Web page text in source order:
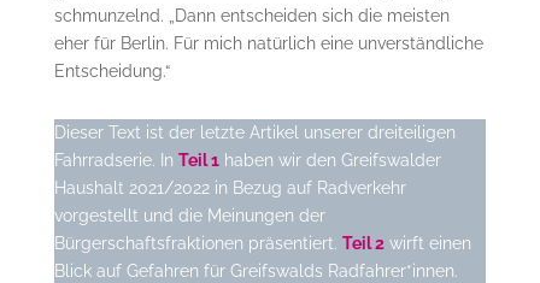
schmunzelnd. „Dann entscheiden sich die meisten
eher für Berlin. Für mich natürlich eine unverständliche
Entscheidung.“
Dieser Text ist der letzte Artikel unserer dreiteiligen
Fahrradserie. In Teil 1haben wir den Greifswalder
Haushalt 2021/2022 in Bezug auf Radverkehr
vorgestellt und die Meinungen der
Bürgerschaftsfraktionen präsentiert. Teil 2wirft einen
Blick auf Gefahren für Greifswalds Radfahrer*innen.